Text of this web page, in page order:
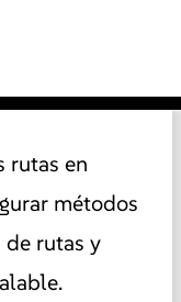
rutas en
métodos
de rutas y